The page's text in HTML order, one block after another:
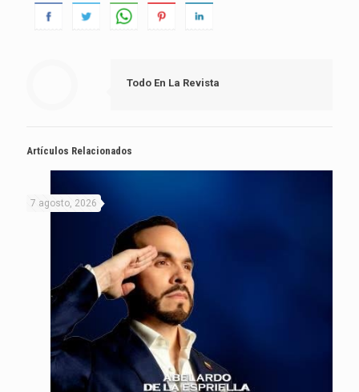
Todo En La Revista
Artículos Relacionados
7 agosto, 2026